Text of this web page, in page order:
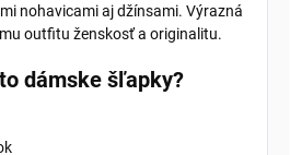
nohavicami aj džínsami. Výrazná
outfitu ženskosť a originalitu.
dámske šľapky?